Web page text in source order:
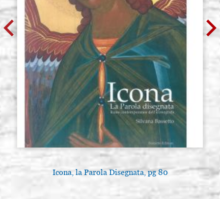
Icona, la Parola Disegnata, pg 80